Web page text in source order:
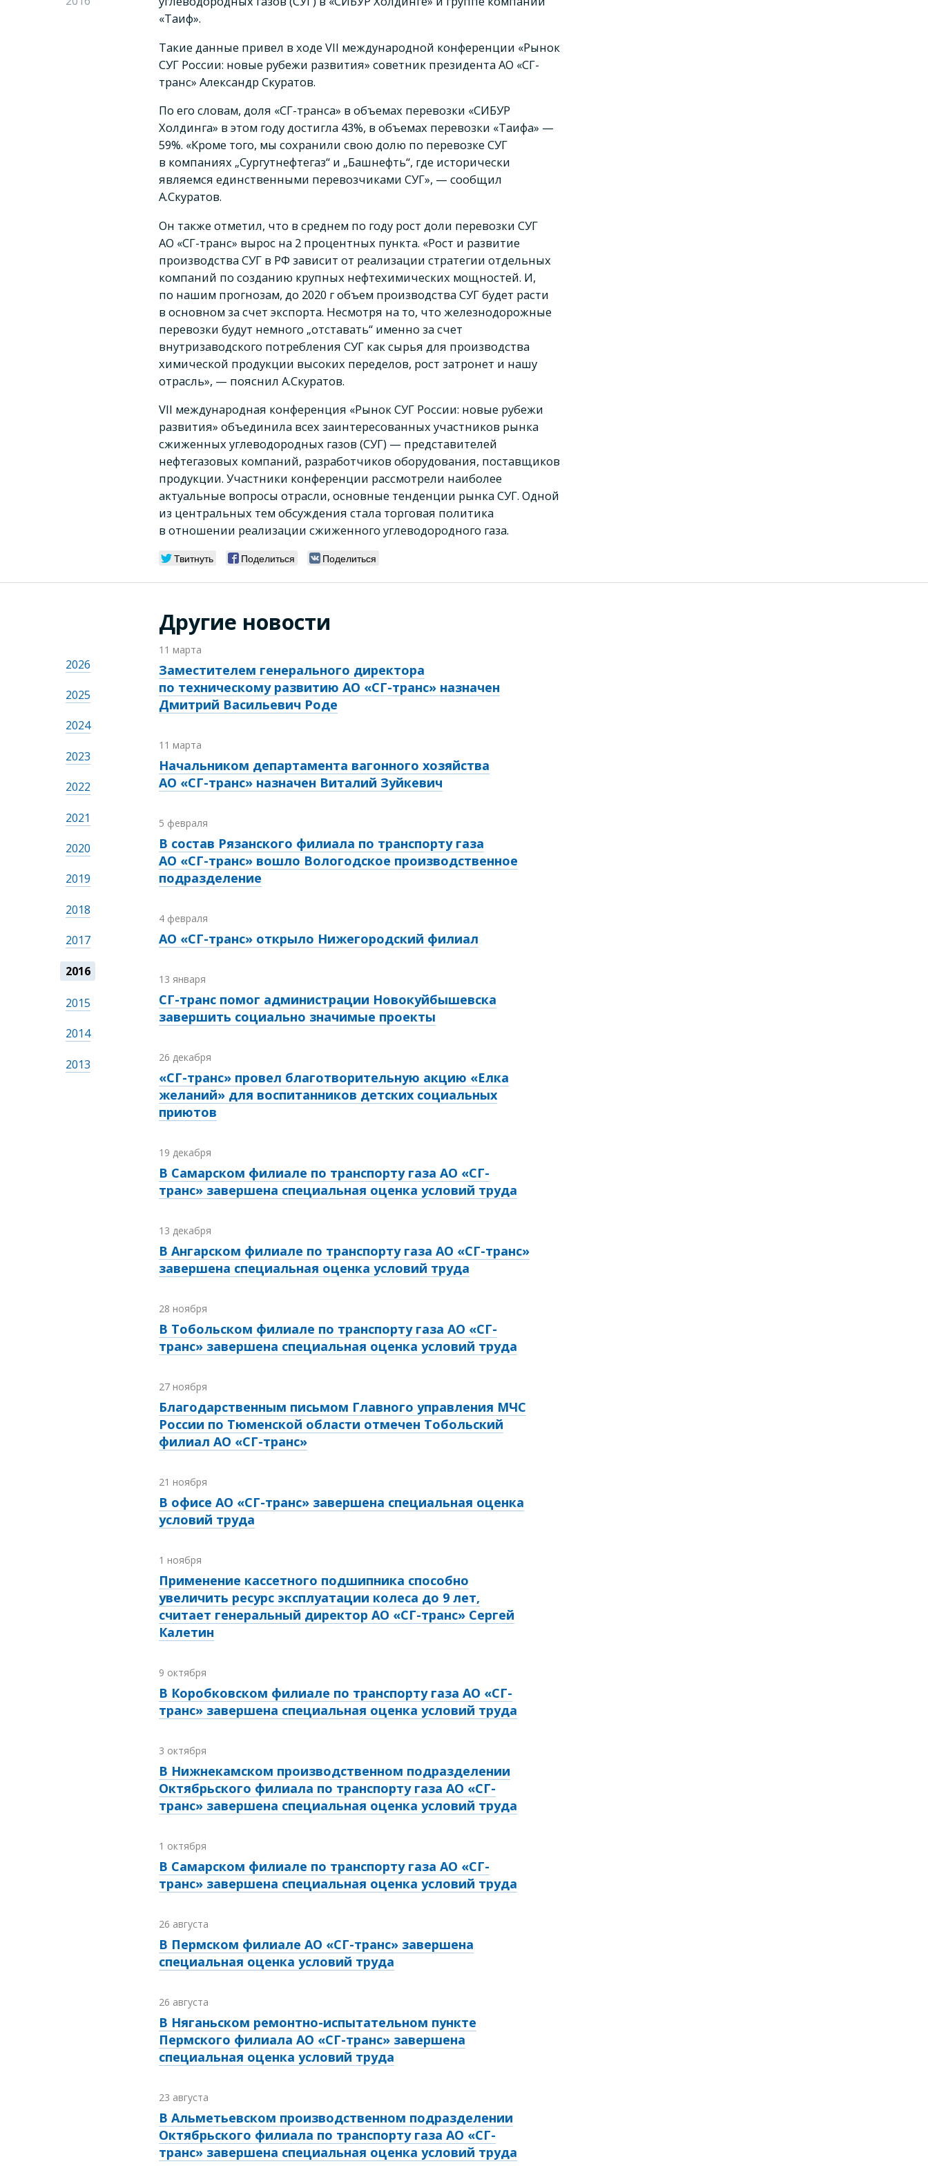
«Таиф».
Такие данные привел в ходе VII международной конференции «Рынок
СУГ России: новые рубежи развития» советник президента АО «СГ-
транс» Александр Скуратов.
По его словам, доля «СГ-транса» в объемах перевозки «СИБУР
Холдинга» в этом году достигла 43%, в объемах перевозки «Таифа» —
59%. «Кроме того, мы сохранили свою долю по перевозке СУГ
в компаниях „Сургутнефтегаз“ и „Башнефть“, где исторически
являемся единственными перевозчиками СУГ», — сообщил
А.Скуратов.
Он также отметил, что в среднем по году рост доли перевозки СУГ
АО «СГ-транс» вырос на 2 процентных пункта. «Рост и развитие
производства СУГ в РФ зависит от реализации стратегии отдельных
компаний по созданию крупных нефтехимических мощностей. И,
по нашим прогнозам, до 2020 г объем производства СУГ будет расти
в основном за счет экспорта. Несмотря на то, что железнодорожные
перевозки будут немного „отставать“ именно за счет
внутризаводского потребления СУГ как сырья для производства
химической продукции высоких переделов, рост затронет и нашу
отрасль», — пояснил А.Скуратов.
VII международная конференция «Рынок СУГ России: новые рубежи
развития» объединила всех заинтересованных участников рынка
сжиженных углеводородных газов (СУГ) — представителей
нефтегазовых компаний, разработчиков оборудования, поставщиков
продукции. Участники конференции рассмотрели наиболее
актуальные вопросы отрасли, основные тенденции рынка СУГ. Одной
из центральных тем обсуждения стала торговая политика
в отношении реализации сжиженного углеводородного газа.
Твитнуть Поделиться Поделиться
Другие новости
2026
2025
2024
2023
2022
2021
2020
2019
2018
2017
2016
2015
2014
2013
11 марта
Заместителем генерального директора
по техническому развитию АО «СГ-транс» назначен
Дмитрий Васильевич Роде
11 марта
Начальником департамента вагонного хозяйства
АО «СГ-транс» назначен Виталий Зуйкевич
5 февраля
В состав Рязанского филиала по транспорту газа
АО «СГ-транс» вошло Вологодское производственное
подразделение
4 февраля
АО «СГ-транс» открыло Нижегородский филиал
13 января
СГ-транс помог администрации Новокуйбышевска
завершить социально значимые проекты
26 декабря
«СГ-транс» провел благотворительную акцию «Елка
желаний» для воспитанников детских социальных
приютов
19 декабря
В Самарском филиале по транспорту газа АО «СГ-
транс» завершена специальная оценка условий труда
13 декабря
В Ангарском филиале по транспорту газа АО «СГ-транс»
завершена специальная оценка условий труда
28 ноября
В Тобольском филиале по транспорту газа АО «СГ-
транс» завершена специальная оценка условий труда
27 ноября
Благодарственным письмом Главного управления МЧС
России по Тюменской области отмечен Тобольский
филиал АО «СГ-транс»
21 ноября
В офисе АО «СГ-транс» завершена специальная оценка
условий труда
1 ноября
Применение кассетного подшипника способно
увеличить ресурс эксплуатации колеса до 9 лет,
считает генеральный директор АО «СГ-транс» Сергей
Калетин
9 октября
В Коробковском филиале по транспорту газа АО «СГ-
транс» завершена специальная оценка условий труда
3 октября
В Нижнекамском производственном подразделении
Октябрьского филиала по транспорту газа АО «СГ-
транс» завершена специальная оценка условий труда
1 октября
В Самарском филиале по транспорту газа АО «СГ-
транс» завершена специальная оценка условий труда
26 августа
В Пермском филиале АО «СГ-транс» завершена
специальная оценка условий труда
26 августа
В Няганьском ремонтно-испытательном пункте
Пермского филиала АО «СГ-транс» завершена
специальная оценка условий труда
23 августа
В Альметьевском производственном подразделении
Октябрьского филиала по транспорту газа АО «СГ-
транс» завершена специальная оценка условий труда